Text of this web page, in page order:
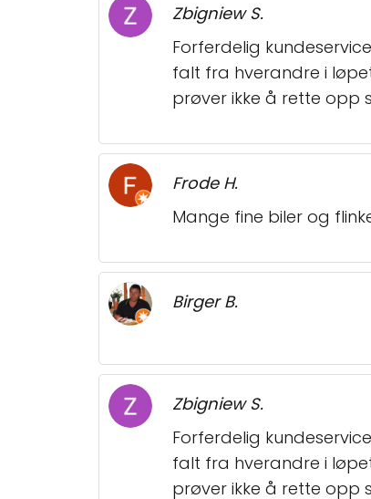
Zbigniew S.
Forferdelig
falt fra hverandre i
prøver ikke å rette opp
Frode H.
Mange fine biler og
Birger B.
Zbigniew S.
Forferdelig
falt fra hverandre i
prøver ikke å rette opp